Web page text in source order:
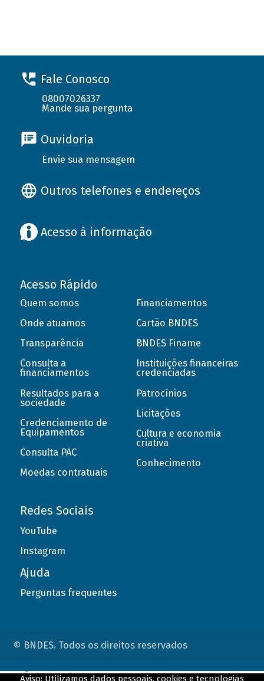
Fale Conosco
08007026337
Mande sua pergunta
Ouvidoria
Envie sua mensagem
Outros telefones e endereços
Acesso à informação
Acesso Rápido
Quem somos
Onde atuamos
Transparência
Consulta a
financiamentos
Resultados para a
sociedade
Credenciamento de
Equipamentos
Consulta PAC
Moedas contratuais
Financiamentos
Cartão BNDES
BNDES Finame
Instituições financeiras
credenciadas
Patrocínios
Licitações
Cultura e economia
criativa
Conhecimento
Redes Sociais
YouTube
Instagram
Ajuda
Perguntas frequentes
© BNDES. Todos os direitos reservados
Aviso: Utilizamos dados pessoais, cookies e tecnologias
ConteÃºdo complementar